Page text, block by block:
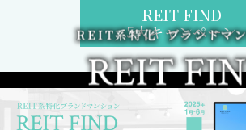
REIT FIND
5大キャンペーン